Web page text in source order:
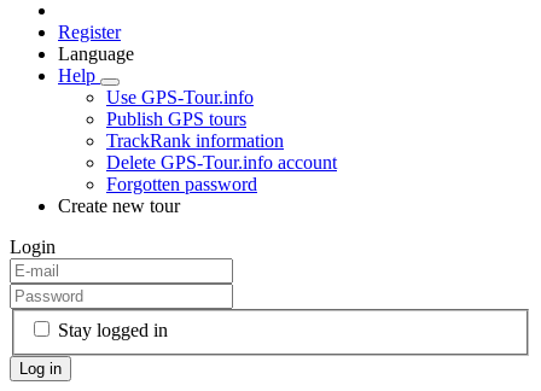
Register
Language
Help
Use GPS-Tour.info
Publish GPS tours
TrackRank information
Delete GPS-Tour.info account
Forgotten password
Create new tour
Login
Stay logged in